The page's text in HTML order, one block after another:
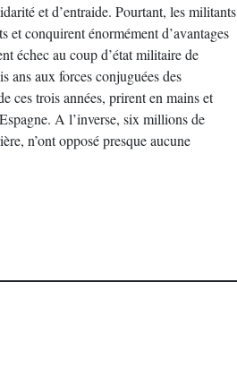
et d’entraide. Pourtant, les militants
conquirent énormément d’avantages
échec au coup d’état militaire de
ans aux forces conjuguées des
ces trois années, prirent en mains et
A l’inverse, six millions de
n’ont opposé presque aucune